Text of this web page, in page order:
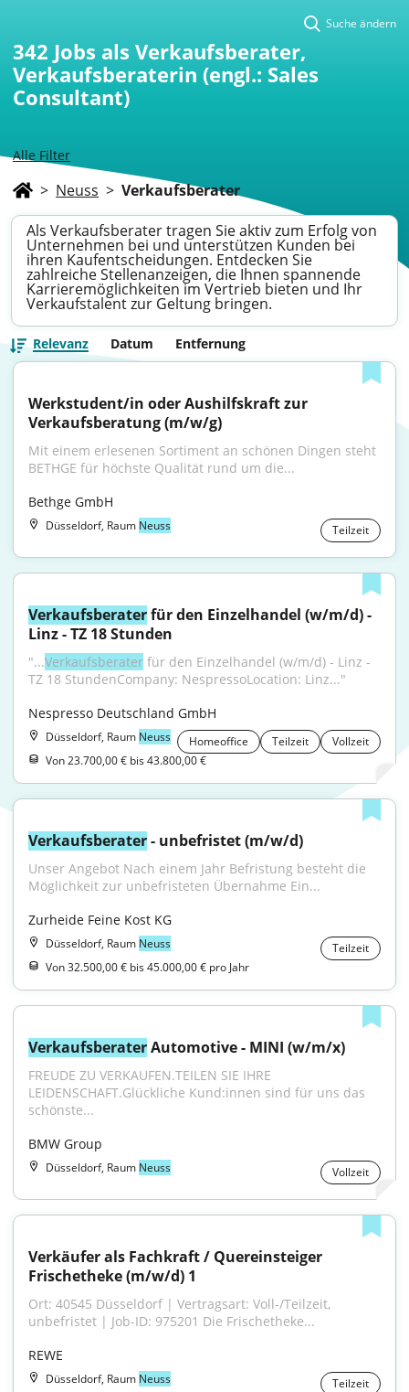
Alle Filter
Suche ändern
342 Jobs als Verkaufsberater,
Verkaufsberaterin (engl.: Sales
Consultant)
> Neuss > Verkaufsberater
Als Verkaufsberater tragen Sie aktiv zum Erfolg von
Unternehmen bei und unterstützen Kunden bei
ihren Kaufentscheidungen. Entdecken Sie
zahlreiche Stellenanzeigen, die Ihnen spannende
Karrieremöglichkeiten im Vertrieb bieten und Ihr
Verkaufstalent zur Geltung bringen.
Relevanz Datum Entfernung
Werkstudent/in oder Aushilfskraft zur
Verkaufsberatung (m/w/g)
Mit einem erlesenen Sortiment an schönen Dingen steht
BETHGE für höchste Qualität rund um die...
Bethge GmbH
Düsseldorf, Raum Neuss Teilzeit
Verkaufsberater für den Einzelhandel (w/m/d) -
Linz - TZ 18 Stunden
"...Verkaufsberater für den Einzelhandel (w/m/d) - Linz -
TZ 18 StundenCompany: NespressoLocation: Linz..."
Nespresso Deutschland GmbH
Düsseldorf, Raum Neuss Homeoffice Teilzeit
Vollzeit
Von 23.700,00 € bis 43.800,00 €
Verkaufsberater - unbefristet (m/w/d)
Unser Angebot Nach einem Jahr Befristung besteht die
Möglichkeit zur unbefristeten Übernahme Ein...
Zurheide Feine Kost KG
Düsseldorf, Raum Neuss
Teilzeit
Von 32.500,00 € bis 45.000,00 € pro Jahr
Verkaufsberater Automotive - MINI (w/m/x)
FREUDE ZU VERKAUFEN.TEILEN SIE IHRE
LEIDENSCHAFT.Glückliche Kund:innen sind für uns das
schönste...
BMW Group
Düsseldorf, Raum Neuss Vollzeit
Verkäufer als Fachkraft / Quereinsteiger
Frischetheke (m/w/d) 1
Ort: 40545 Düsseldorf | Vertragsart: Voll-/Teilzeit,
unbefristet | Job-ID: 975201 Die Frischetheke...
REWE
Düsseldorf, Raum Neuss Teilzeit